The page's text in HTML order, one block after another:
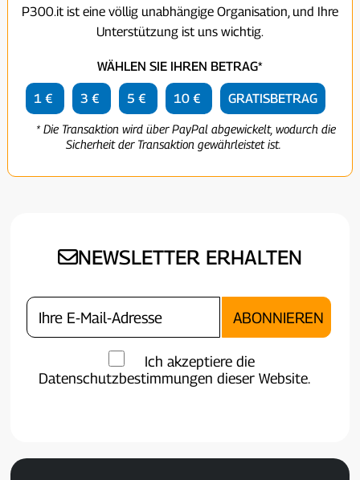
P300.it ist eine völlig unabhängige Organisation, und Ihre
Unterstützung ist uns wichtig.
WÄHLEN SIE IHREN BETRAG*
1 € 3 € 5 € 10 € GRATISBETRAG
* Die Transaktion wird über PayPal abgewickelt, wodurch die
Sicherheit der Transaktion gewährleistet ist.
NEWSLETTER ERHALTEN
Ich akzeptiere die
Datenschutzbestimmungen dieser Website.